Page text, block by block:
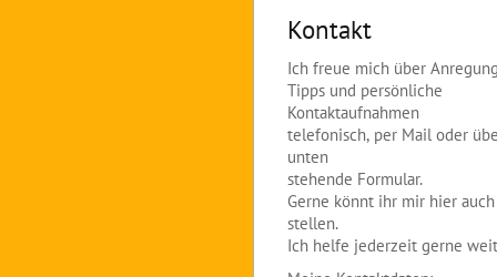
Kontakt
Ich freue mich über
Tipps und persönliche
Kontaktaufnahmen
telefonisch, per Mail oder
unten
stehende Formular.
Gerne könnt ihr mir hier
stellen.
Ich helfe jederzeit gerne